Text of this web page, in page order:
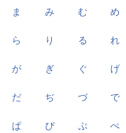
ま み む め
ら り る れ
が ぎ ぐ げ
だ ぢ づ で
ぱ ぴ ぷ ぺ